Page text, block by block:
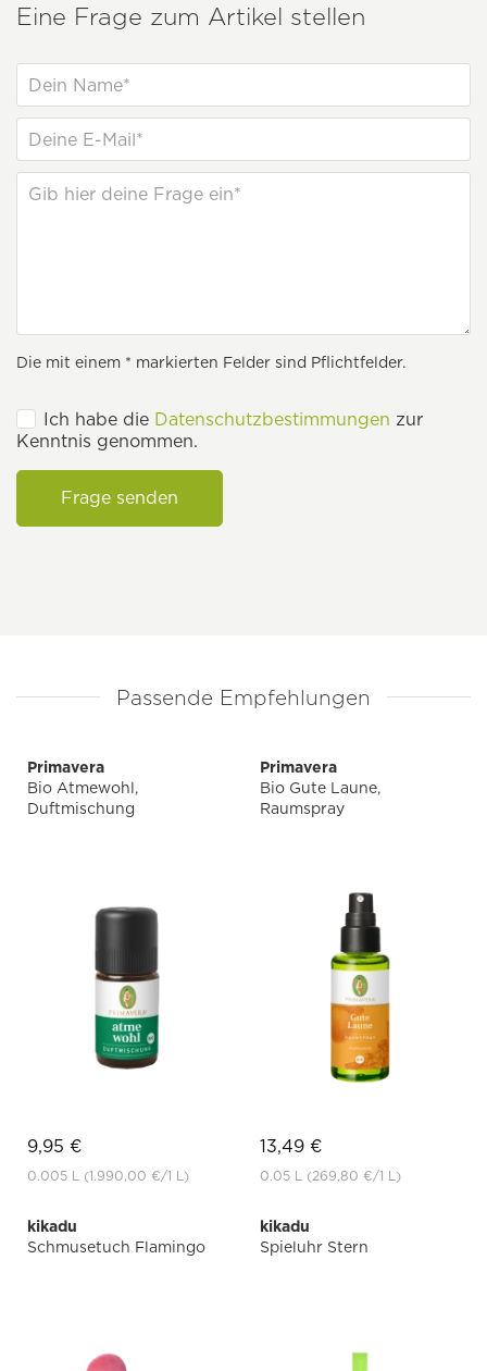
Eine Frage zum Artikel stellen
Die mit einem * markierten Felder sind Pflichtfelder.
Ich habe die Datenschutzbestimmungen zur
Kenntnis genommen.
Frage senden
Passende Empfehlungen
Primavera
Bio Atmewohl,
Duftmischung
9,95 €
0.005 L (1.990,00 €/1 L)
Primavera
Bio Gute Laune,
Raumspray
13,49 €
0.05 L (269,80 €/1 L)
kikadu
Schmusetuch Flamingo
kikadu
Spieluhr Stern